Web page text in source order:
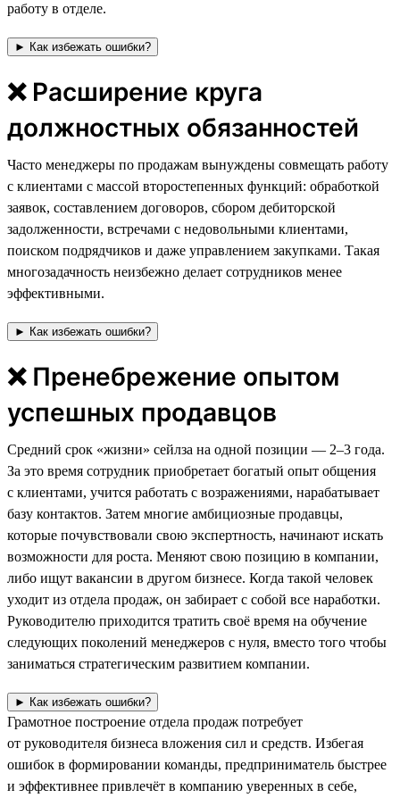
работу в отделе.
► Как избежать ошибки?
❌ Расширение круга
должностных обязанностей
Часто менеджеры по продажам вынуждены совмещать работу
с клиентами с массой второстепенных функций: обработкой
заявок, составлением договоров, сбором дебиторской
задолженности, встречами с недовольными клиентами,
поиском подрядчиков и даже управлением закупками. Такая
многозадачность неизбежно делает сотрудников менее
эффективными.
► Как избежать ошибки?
❌ Пренебрежение опытом
успешных продавцов
Средний срок «жизни» сейлза на одной позиции — 2–3 года.
За это время сотрудник приобретает богатый опыт общения
с клиентами, учится работать с возражениями, нарабатывает
базу контактов. Затем многие амбициозные продавцы,
которые почувствовали свою экспертность, начинают искать
возможности для роста. Меняют свою позицию в компании,
либо ищут вакансии в другом бизнесе. Когда такой человек
уходит из отдела продаж, он забирает с собой все наработки.
Руководителю приходится тратить своё время на обучение
следующих поколений менеджеров с нуля, вместо того чтобы
заниматься стратегическим развитием компании.
► Как избежать ошибки?
Грамотное построение отдела продаж потребует
от руководителя бизнеса вложения сил и средств. Избегая
ошибок в формировании команды, предприниматель быстрее
и эффективнее привлечёт в компанию уверенных в себе,